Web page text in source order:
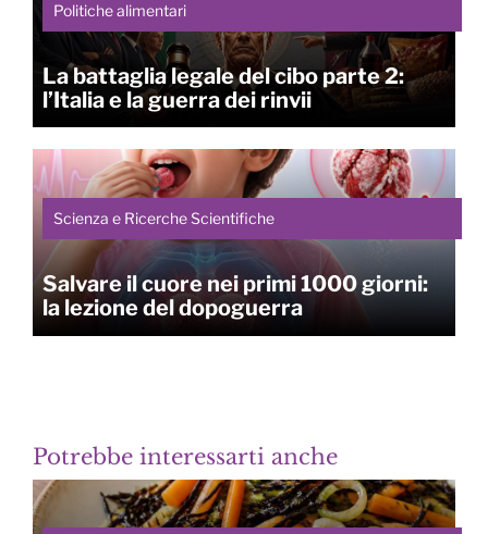
Politiche alimentari
La battaglia legale del cibo parte 2:
l’Italia e la guerra dei rinvii
Scienza e Ricerche Scientifiche
Salvare il cuore nei primi 1000 giorni:
la lezione del dopoguerra
Potrebbe interessarti anche